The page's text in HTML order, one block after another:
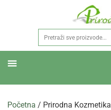
Početna / Prirodna Kozmetika